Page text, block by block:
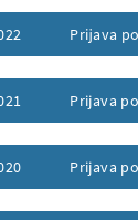
Prĳava
Prijava
Prijava